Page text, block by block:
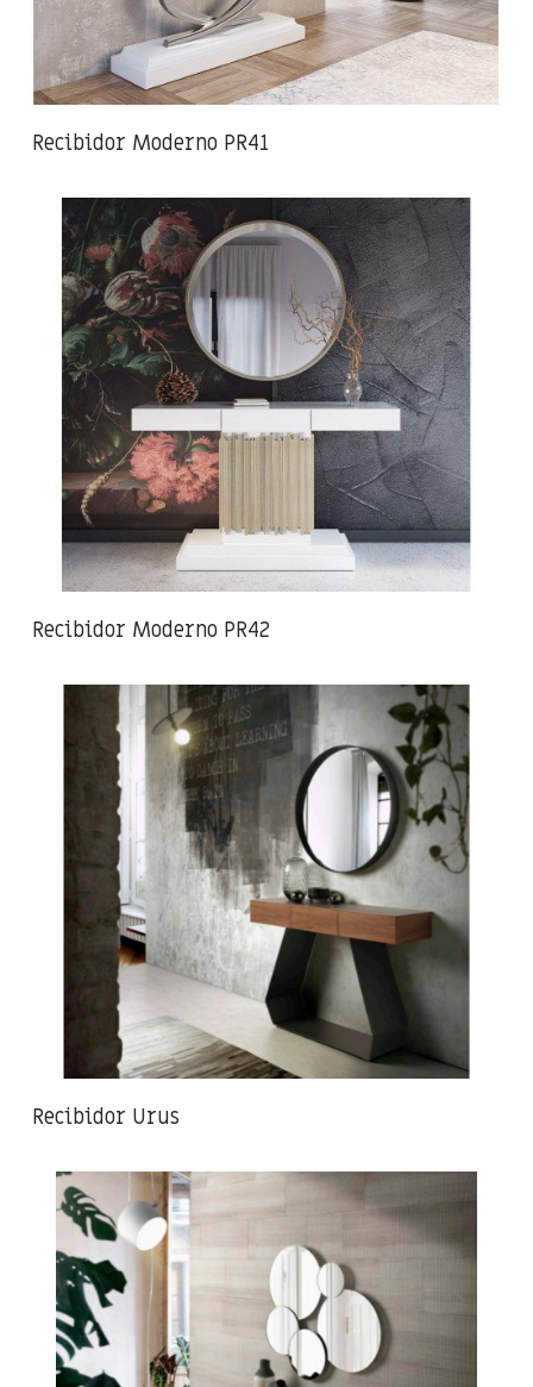
Recibidor Moderno PR41
Recibidor Moderno PR42
Recibidor Urus